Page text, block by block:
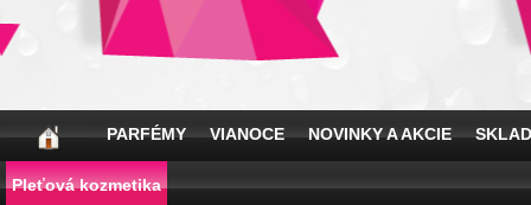
PARFÉMY VIANOCE NOVINKY A AKCIE
Pleťová kozmetika